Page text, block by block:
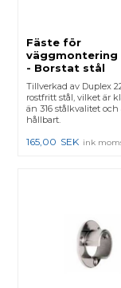
Fäste för
väggmontering
- Borstat stål
Tillverkad av Duplex
rostfritt stål, vilket är
än 316 stålkvalitet
hållbart.
165,00 SEK ink